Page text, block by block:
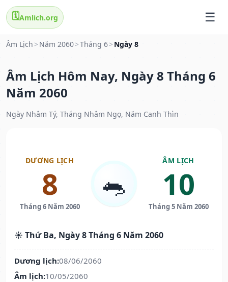
🗓️Amlich.org
Âm Lịch > Năm 2060>Tháng 6> Ngày 8
Âm Lịch Hôm Nay, Ngày 8 Tháng 6
Năm 2060
Ngày Nhâm Tý, Tháng Nhâm Ngọ, Năm Canh Thìn
DƯƠNG LỊCH
8
Tháng 6 Năm 2060
🐀
ÂM LỊCH
10
Tháng 5 Năm 2060
☀️ Thứ Ba, Ngày 8 Tháng 6 Năm 2060
Dương lịch:08/06/2060
Âm lịch:10/05/2060